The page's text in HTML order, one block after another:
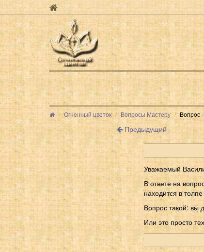
Огненный цветок Вопросы Мастеру Вопрос
Предыдущий
Уважаемый
В ответе на
находится в
Вопрос такой: вы
Или это просто